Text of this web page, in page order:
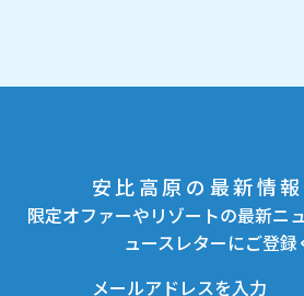
安比高原の最新情
限定オファーやリゾートの最新ニ
ュースレターにご登録